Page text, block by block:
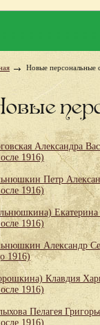
Новые персональные
Александра
1916)
Петр
1916)
Екатерина
1916)
Александр
1916)
Клавдия
1916)
Пелагея
1916)